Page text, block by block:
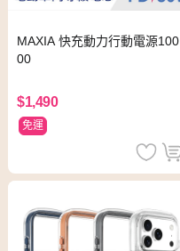
MAXIA 快充動力行動電源100
00
$1,490
免運